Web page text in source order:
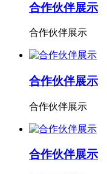
合作伙伴展示
合作伙伴展示
合作伙伴展示
合作伙伴展示
合作伙伴展示